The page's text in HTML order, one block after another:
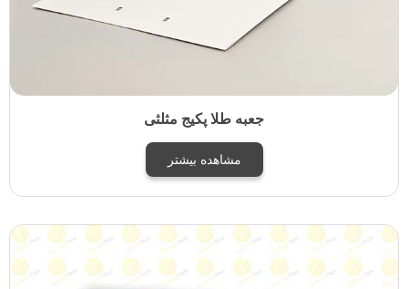
جعبه طلا پکیج مثلثی
مشاهده بیشتر